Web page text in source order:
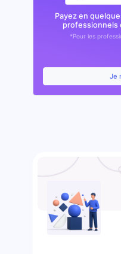
Payez en
professionnels
*Pour les
Je